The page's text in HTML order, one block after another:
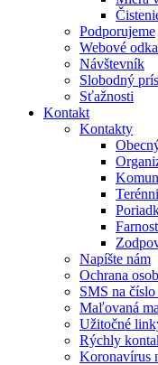
Podporujeme
Webové
Návštevník
Slobodný
Sťažnosti
Kontakt
Kontakty
Napíšte nám
Ochrana
SMS na
Maľovaná
Užitočné
Rýchly
Koronavírus